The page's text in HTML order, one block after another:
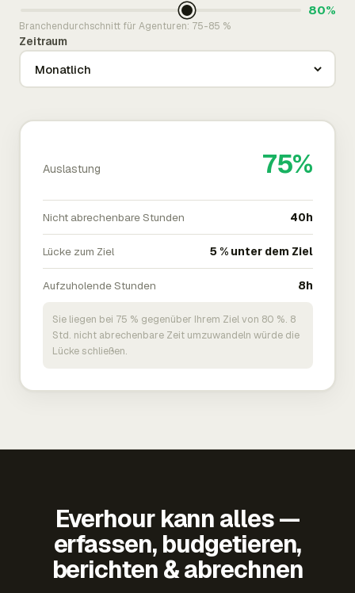
80%
Branchendurchschnitt für Agenturen: 75-85 %
Zeitraum
Auslastung 75%
Nicht abrechenbare Stunden 40h
Lücke zum Ziel 5 % unter dem Ziel
Aufzuholende Stunden 8h
Sie liegen bei 75 % gegenüber Ihrem Ziel von 80 %. 8
Std. nicht abrechenbare Zeit umzuwandeln würde die
Lücke schließen.
Everhour kann alles —
erfassen, budgetieren,
berichten & abrechnen